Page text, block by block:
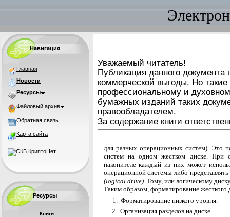
Навигация
Главная
Новости
Ресурсы
Файловый архив
Обратная связь
Карта сайта
Ресурсы
Книги:
Уважаемый читатель!
Публикация данного документа
коммерческой выгоды. Но
профессиональному и
бумажных изданий таких
правообладателем.
За содержание книги
для разных операционных систем). Это
си­стем на одном жестком диске. При
накопителе каждый из них может
операционной системы либо
(logical drive). Тому, или логическому
Таким образом, форматирование жесткого
1.
Форматирование низкого уровня.
2. Организация разделов на диске.